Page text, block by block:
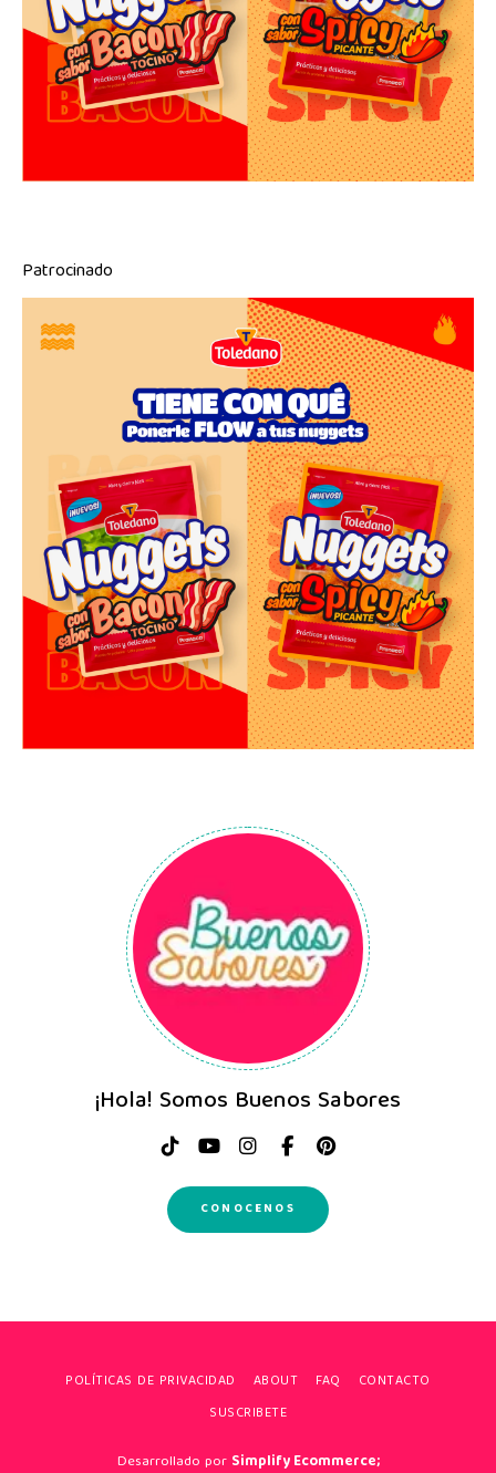
Patrocinado
¡Hola! Somos Buenos Sabores
CONOCENOS
POLÍTICAS DE PRIVACIDAD ABOUT FAQ
CONTACTO
SUSCRIBETE
Desarrollado por Simplify Ecommerce;